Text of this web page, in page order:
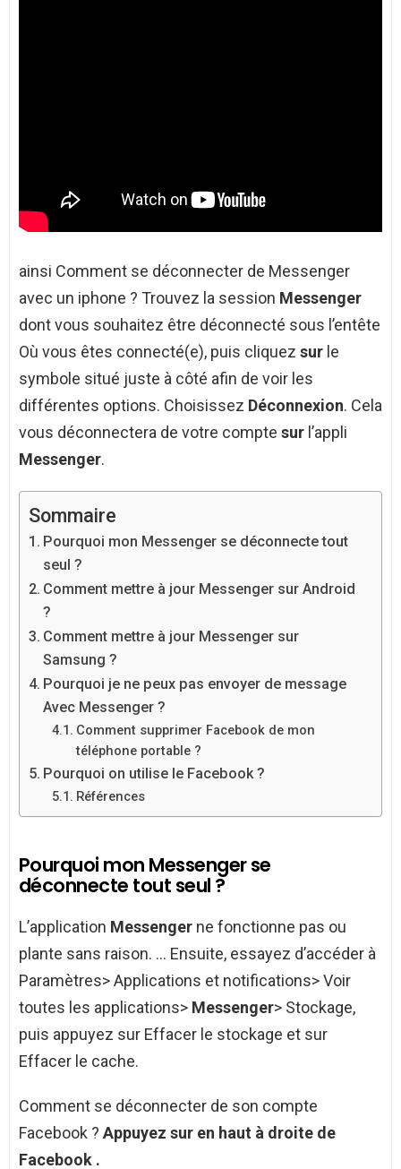
ainsi Comment se déconnecter de Messenger
avec un iphone ? Trouvez la session Messenger
dont vous souhaitez être déconnecté sous l’entête
Où vous êtes connecté(e), puis cliquez sur le
symbole situé juste à côté afin de voir les
différentes options. Choisissez Déconnexion. Cela
vous déconnectera de votre compte sur l’appli
Messenger.
Sommaire
Pourquoi mon Messenger se déconnecte tout
seul ?
Comment mettre à jour Messenger sur Android
?
Comment mettre à jour Messenger sur
Samsung ?
Pourquoi je ne peux pas envoyer de message
Avec Messenger ?
Comment supprimer Facebook de mon
téléphone portable ?
Pourquoi on utilise le Facebook ?
Références
Pourquoi mon Messenger se
déconnecte tout seul ?
L’application Messenger ne fonctionne pas ou
plante sans raison. … Ensuite, essayez d’accéder à
Paramètres> Applications et notifications> Voir
toutes les applications> Messenger> Stockage,
puis appuyez sur Effacer le stockage et sur
Effacer le cache.
Comment se déconnecter de son compte
Facebook ? Appuyez sur en haut à droite de
Facebook .